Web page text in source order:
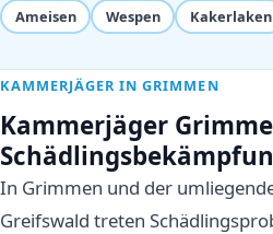
Ameisen Wespen Kakerlaken
KAMMERJÄGER IN GRIMMEN
Kammerjäger
In Grimmen und der
Greifswald treten